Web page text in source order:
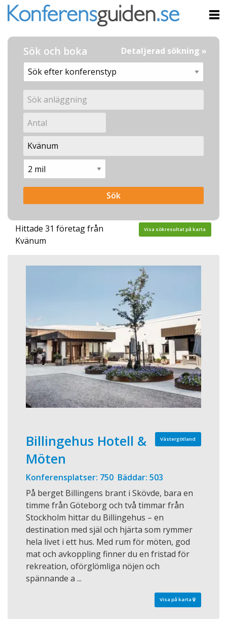
Sök och boka Detaljerad sökning »
Hittade 31 företag från
Kvänum
Visa sökresultat på karta
Västergötland
Billingehus Hotell &
Möten
Konferensplatser: 750 Bäddar: 503
På berget Billingens brant i Skövde, bara en
timme från Göteborg och två timmar från
Stockholm hittar du Billingehus – en
destination med själ och hjärta som rymmer
hela livet i ett hus. Med rum för möten, god
mat och avkoppling finner du en fristad för
rekreation, oförglömliga nöjen och
spännande a ...
Visa på karta